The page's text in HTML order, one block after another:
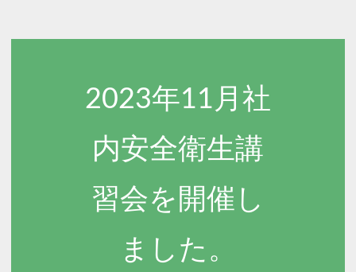
2023年11月社
内安全衛生講
習会を開催し
ました。